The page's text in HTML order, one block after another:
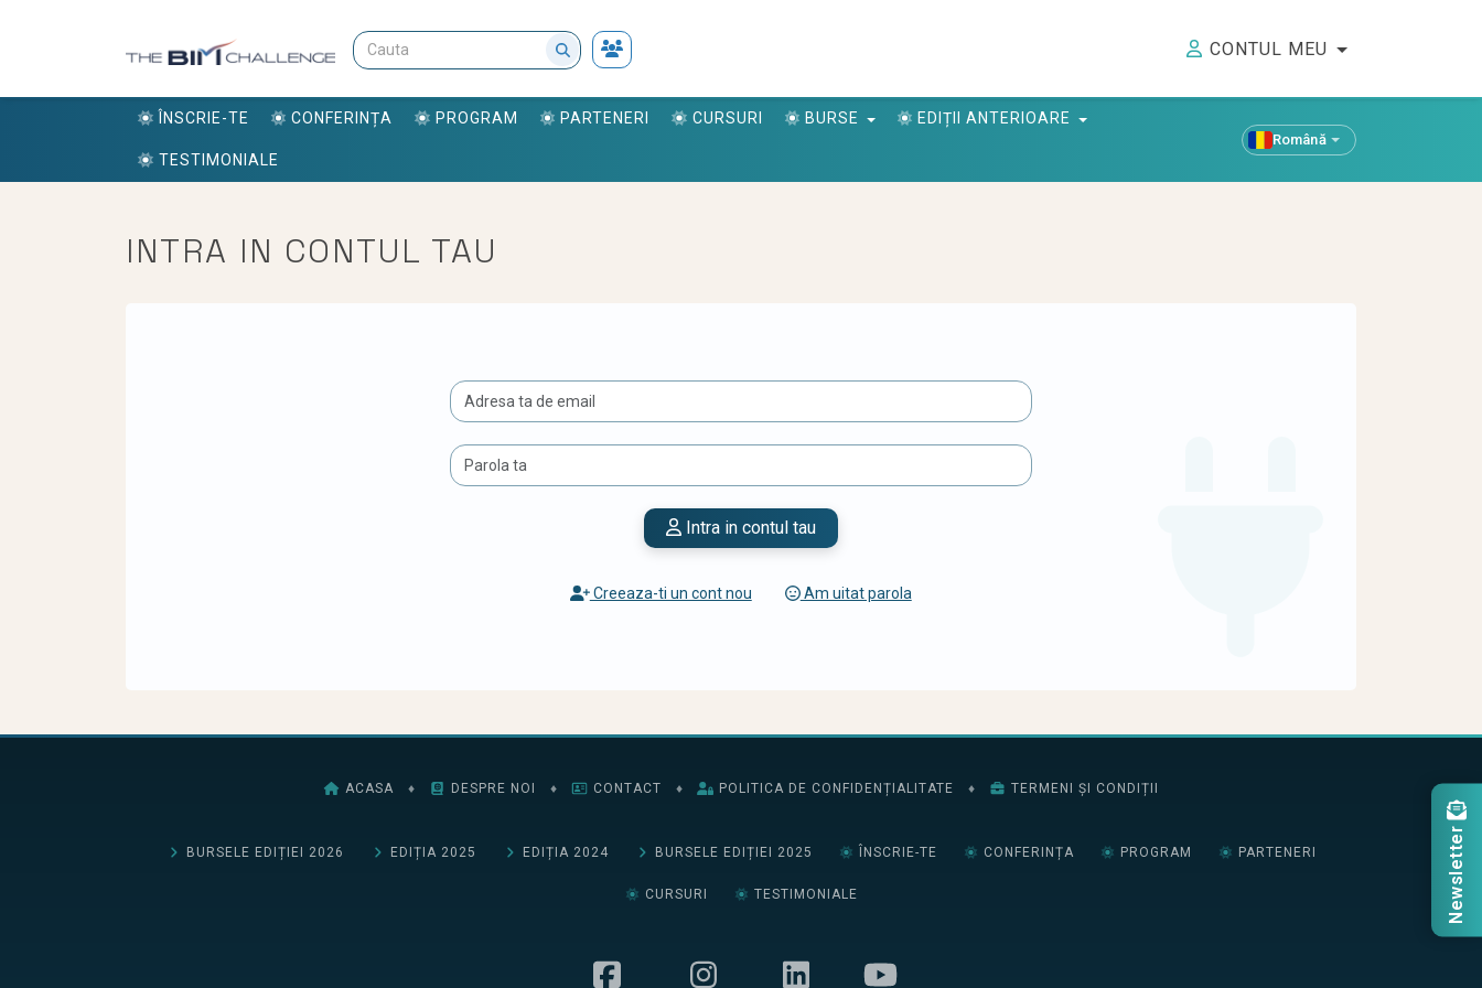
CONTUL MEU
ÎNSCRIE-TE CONFERINȚA PROGRAM PARTENERI CURSURI BURSE EDIȚII ANTERIOARE
TESTIMONIALE
Română
INTRA IN CONTUL TAU
Intra in contul tau
Creeaza-ti un cont nou Am uitat parola
ACASA ♦ DESPRE NOI ♦ CONTACT ♦ POLITICA DE CONFIDENȚIALITATE ♦ TERMENI ȘI CONDIȚII
BURSELE EDIȚIEI 2026 EDIȚIA 2025 EDIȚIA 2024 BURSELE EDIȚIEI 2025 ÎNSCRIE-TE CONFERINȚA PROGRAM PARTENERI
CURSURI TESTIMONIALE Newsletter